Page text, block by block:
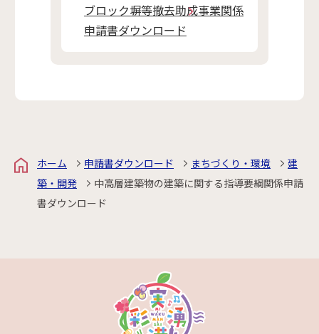
ブロック塀等撤去助成事業関係
申請書ダウンロード
ホーム 申請書ダウンロード まちづくり・環境
建
築・開発
中高層建築物の建築に関する指導要綱関係申請
書ダウンロード